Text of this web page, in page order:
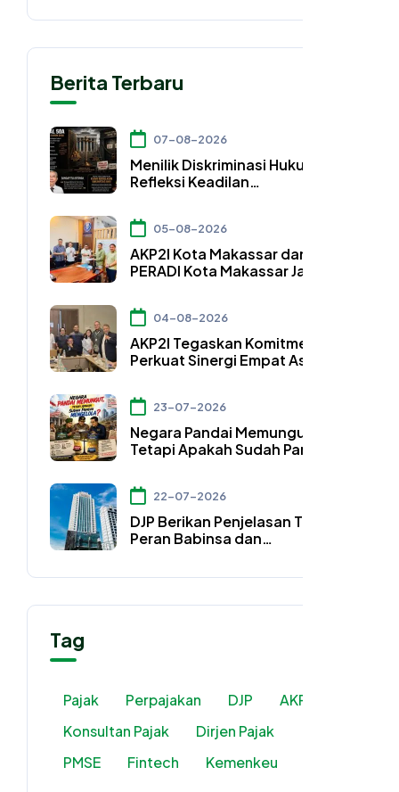
Berita Terbaru
07-08-2026
Menilik Diskriminasi Hukum dan
Refleksi Keadilan
50A UU Nomor 4 Tahun 2026
05-08-2026
AKP2I Kota Makassar dan DPC
PERADI Kota Makassar Jalin
Pengembangan Profesi Hukum
Bidang Perpajakan
04-08-2026
AKP2I Tegaskan Komitmen
Perkuat Sinergi Empat Asosiasi
Konsultan Pajak
23-07-2026
Negara Pandai Memungut,
Tetapi Apakah Sudah Pandai
22-07-2026
DJP Berikan Penjelasan Terkait
Peran Babinsa dan
Tag
Pajak Perpajakan DJP
AKP2I
Konsultan Pajak
Dirjen Pajak
PMSE
Fintech Kemenkeu